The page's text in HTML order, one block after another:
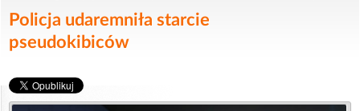
Policja udaremniła starcie
pseudokibiców